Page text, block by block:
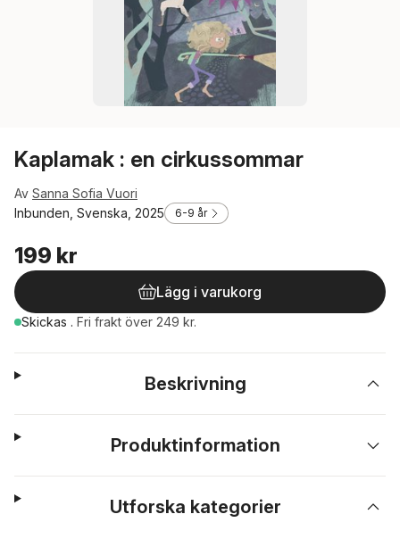
Kaplamak : en cirkussommar
Av Sanna Sofia Vuori
Inbunden, Svenska, 2025
6-9 år
199 kr
Lägg i varukorg
Skickas . Fri frakt över 249 kr.
Beskrivning
Produktinformation
Utforska kategorier